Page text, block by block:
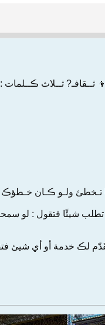
ثــقافـ? ثــلاث ڪــلمات :
تـخطئ ولـو ڪـان خـطؤڪ
تطلب شيئًا فتقول : لو
لڪ خدمة أو أي شيئ